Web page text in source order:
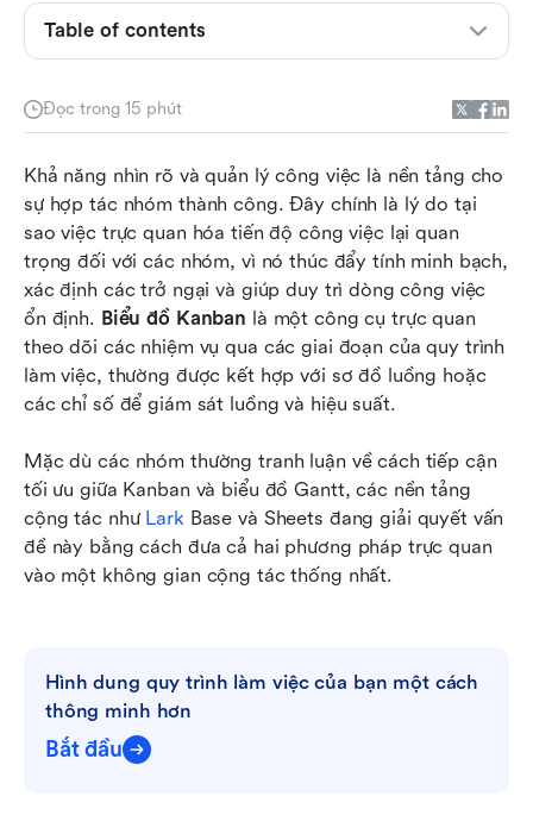
Đọc trong 15 phút
Khả năng nhìn rõ và quản lý công việc là nền tảng cho
sự hợp tác nhóm thành công. Đây chính là lý do tại
sao việc trực quan hóa tiến độ công việc lại quan
trọng đối với các nhóm, vì nó thúc đẩy tính minh bạch,
xác định các trở ngại và giúp duy trì dòng công việc
ổn định. Biểu đồ Kanban là một công cụ trực quan
theo dõi các nhiệm vụ qua các giai đoạn của quy trình
làm việc, thường được kết hợp với sơ đồ luồng hoặc
các chỉ số để giám sát luồng và hiệu suất.
Mặc dù các nhóm thường tranh luận về cách tiếp cận
tối ưu giữa Kanban và biểu đồ Gantt, các nền tảng
cộng tác như Lark Base và Sheets đang giải quyết vấn
đề này bằng cách đưa cả hai phương pháp trực quan
vào một không gian cộng tác thống nhất.
Hình dung quy trình làm việc của bạn một cách
thông minh hơn
Bắt đầu
Table of contents
Mẫu biểu đồ Kanban
Lợi ích của việc sử dụng biểu đồ Kanban
Những thách thức của biểu đồ Kanban
Cách tạo biểu đồ Kanban trong Lark
Kết luận
Câu hỏi thường gặp
Đọc liên quan